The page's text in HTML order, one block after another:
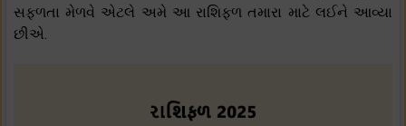
સફળતા મેળવે એટલે અમે આ રાશિફળ તમારા માટે લઈને આવ્યા
છીએ.